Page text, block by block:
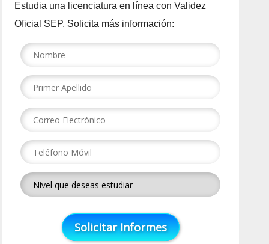
Estudia una licenciatura en línea con Validez
Oficial SEP. Solicita más información: